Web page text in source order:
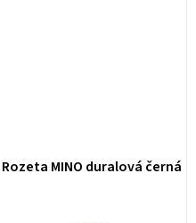
Rozeta MINO duralová černá